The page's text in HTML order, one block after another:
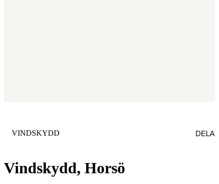
Vindskydd, Horsö
KATEGORI:
VINDSKYDD DELA